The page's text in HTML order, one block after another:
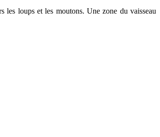
les loups et les moutons. Une zone du vaisseau